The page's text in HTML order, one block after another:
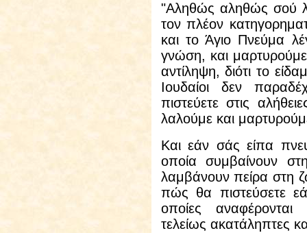
"Αληθώς αληθώς σού
τον πλέον
και το Άγιο Πνεύμα
γνώση, και
αντίληψη, διότι το
Ιουδαίοι δεν
πιστεύετε στις
λαλούμε και
Και εάν σάς είπα
οποία συμβαίνουν
λαμβάνουν πείρα στη
πώς θα πιστεύσετε
οποίες αναφέρονται
τελείως ακατάληπτες